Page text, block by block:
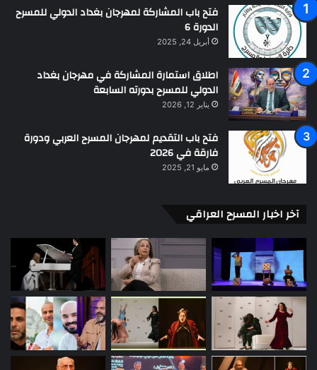
فتح باب المشاركة لمهرجان بغداد الدولي للمسرح
الدورة 6
أبريل 24, 2025
اطلاق استمارة المشاركة في مهرجان بغداد
الدولي للمسرح بدورته السابعة
يناير 12, 2026
فتح باب التقديم لمهرجان المسرح العربي ودورة
فارقة في 2026
مايو 21, 2025
آخر اخبار المسرح العراقي